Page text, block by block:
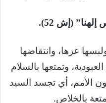
(إش 52).
عزها، وانتقاضها
وتمتعها بالسلام
الأمم، أي تجسد السيد
بالخلاص.